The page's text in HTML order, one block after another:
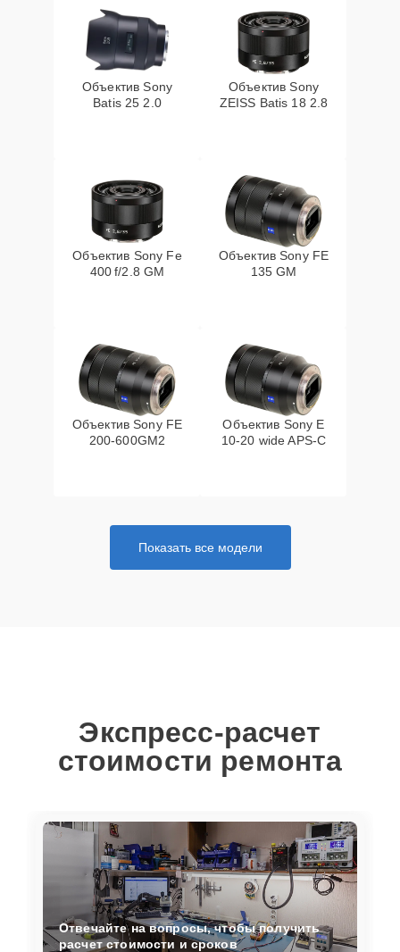
Объектив Sony
Batis 25 2.0
Объектив Sony
ZEISS Batis 18 2.8
Объектив Sony Fe
400 f/2.8 GM
Объектив Sony FE
135 GM
Объектив Sony FE
200‑600GM2
Объектив Sony E
10‑20 wide APS‑C
Показать все модели
Экспресс-расчет
стоимости ремонта
Отвечайте на вопросы, чтобы получить
расчет стоимости и сроков